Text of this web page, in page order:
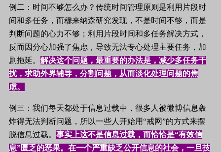
例二：时间不够怎么办？传统时间管理原则是利用片段时
间和多任务，而穆来纳森研究发现，不是时间不够，而是
判断问题的心力不够；利用片段时间和多任务解决方式，
反而因分心加强了焦虑，导致无法专心处理主要任务，加
剧拖延。 解决这个问题，最重要的办法是，减少多任务干
扰，求助外界辅导，分割问题，从而淡化处理问题的焦
虑。
例三：我们每天都处于信息过载中，很多人被微博信息轰
炸得无法判断问题，所以一些人开始用“戒网”的方式来摆
脱信息过载。 事实上这不是信息过载，而恰恰是“有效信
息”匮乏的恶果。在一个严重缺乏公开信息的社会，一旦技